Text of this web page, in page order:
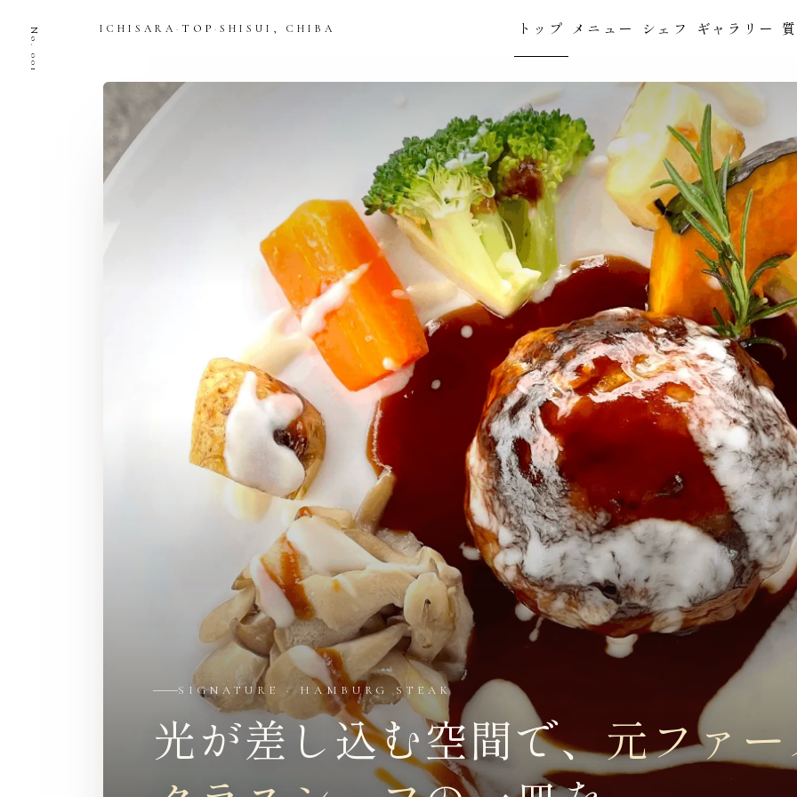
No. 001 ICHISARA · TOP ·SHISUI, CHIBA トップ メニュー シェフ ギャラリー
SIGNATURE · HAMBURG STEAK
光が差し込む空間で、元ファ